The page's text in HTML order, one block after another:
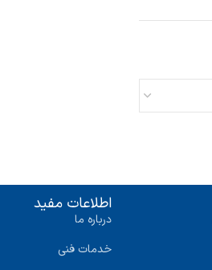
اطلاعات مفید
درباره ما
خدمات فنی